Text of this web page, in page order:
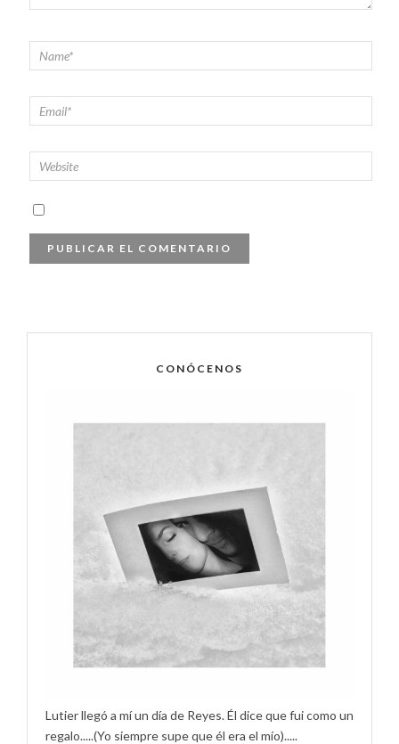
CONÓCENOS
Lutier llegó a mí un día de Reyes. Él dice que fui como un
regalo.....(Yo siempre supe que él era el mío).....